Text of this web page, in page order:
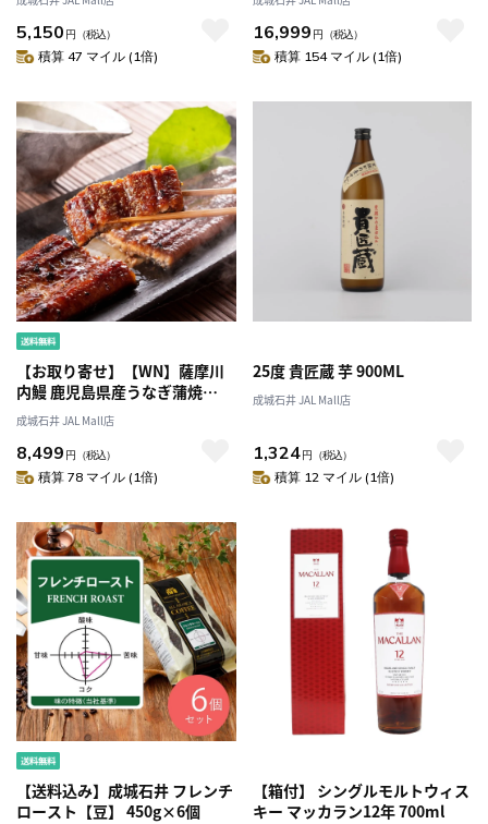
用【ケース販売】
5,150 円 （税込）
積算 47 マイル (1倍)
16,999 円 （税込）
積算 154 マイル (1倍)
【お取り寄せ】【WN】薩摩川
内鰻 鹿児島県産うなぎ蒲焼
136g×3尾セット
成城石井 JAL Mall店
8,499 円 （税込）
積算 78 マイル (1倍)
25度 貴匠蔵 芋 900ML
成城石井 JAL Mall店
1,324円 （税込）
積算 12 マイル (1倍)
【送料込み】成城石井 フレンチ
ロースト【豆】 450g×6個
【箱付】 シングルモルトウィス
キー マッカラン12年 700ml